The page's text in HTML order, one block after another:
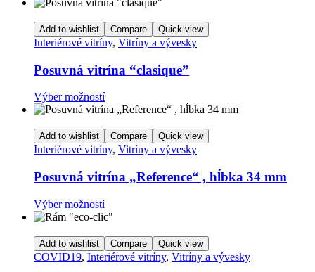
Add to wishlist Compare Quick view
Interiérové vitríny, Vitríny a vývesky
Posuvná vitrína “clasique”
Výber možnostíTento
produkt
viacero
variantov.
Možnosti
si
môžete
vybrať
na
stránke
produktu.
Add to wishlist Compare Quick view
Interiérové vitríny, Vitríny a vývesky
Posuvná vitrína „Reference“ , hĺbka 34 mm
Výber možnostíTento
produkt
viacero
variantov.
Add to wishlist Compare Quick view
COVID19, Interiérové vitríny, Vitríny a vývesky